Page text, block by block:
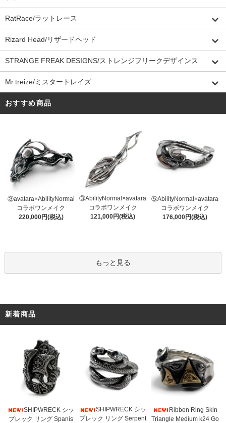
RatRace/ラットレース
Rizard Head/リザードヘッド
STRANGE FREAK DESIGNS/ストレンジフリークデザインス
Mr.treize/ミスタートレイズ
おすすめ商品
③avatara×AbilityNormal
コラボワンメイク
220,000円(税込)
③AbilityNormal×avatara
コラボワンメイク
121,000円(税込)
⑤AbilityNormal×avatara
コラボワンメイク
176,000円(税込)
もっと見る
新着商品
SHIPWRECK シッ
プレック リング Spanis
SHIPWRECK シッ
プレック リング Serpent
Ribbon Ring Skin
Triangle Medium k24 Go